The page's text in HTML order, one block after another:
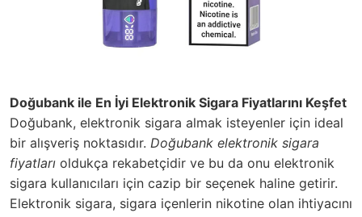
Doğubank ile En İyi Elektronik Sigara Fiyatlarını Keşfet
Doğubank, elektronik sigara almak isteyenler için ideal
bir alışveriş noktasıdır. Doğubank elektronik sigara
fiyatları oldukça rekabetçidir ve bu da onu elektronik
sigara kullanıcıları için cazip bir seçenek haline getirir.
Elektronik sigara, sigara içenlerin nikotine olan ihtiyacını